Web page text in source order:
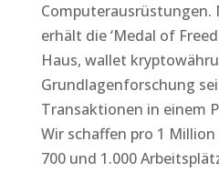
Computerausrüstungen.
erhält die ‘Medal of
Haus, wallet
Grundlagenforschung
Transaktionen in einem
Wir schaffen pro 1
700 und 1.000